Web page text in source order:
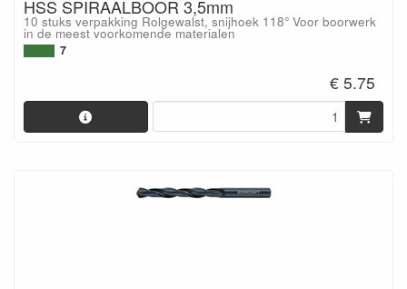
HSS SPIRAALBOOR 3,5mm
10 stuks verpakking Rolgewalst, snijhoek 118° Voor boorwerk
in de meest voorkomende materialen
7
€ 5.75